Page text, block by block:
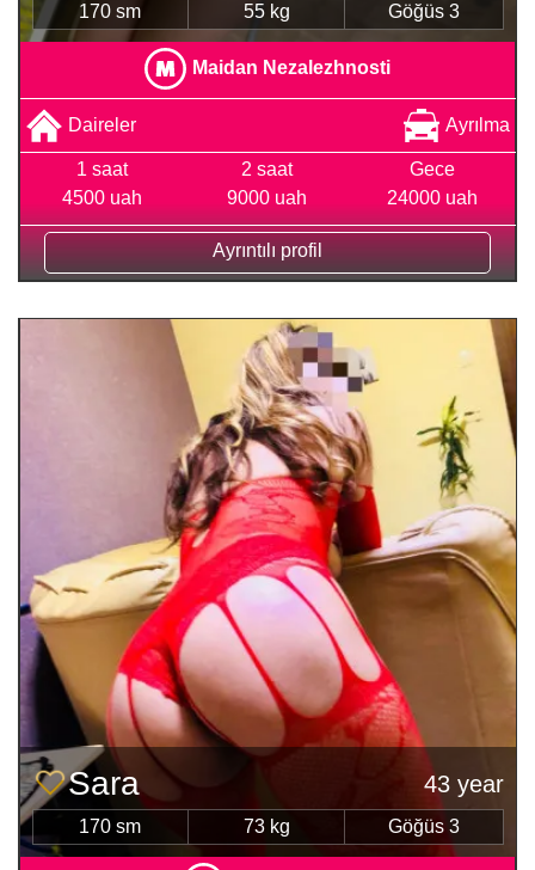
170 sm 55 kg Göğüs 3
Maidan Nezalezhnosti
Daireler Ayrılma
1 saat
4500 uah
2 saat
9000 uah
Gece
24000 uah
Ayrıntılı profil
Sara 43 year
170 sm 73 kg Göğüs 3